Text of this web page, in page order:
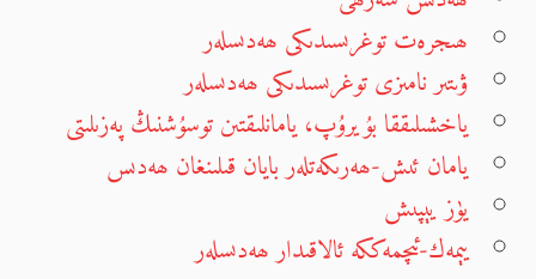
ھىجرەت توغرىسىدىكى ھەدىسلەر
ۋىتىر نامىزى توغرىسىدىكى ھەدىسلەر
ياخشىلىققا بۇيرۇپ، يامانلىقتىن توسۇشنىڭ پەزىلىتى
يامان ئىش-ھەرىكەتلەر بايان قىلىنغان ھەدىس
يۈز يېپىش
يېمەك-ئىچمەككە ئالاقىدار ھەدىسلەر